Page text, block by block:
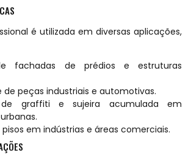
é utilizada em diversas aplicações,
fachadas de prédios e estruturas
de peças industriais e automotivas.
de graffiti e sujeira acumulada em
em indústrias e áreas comerciais.